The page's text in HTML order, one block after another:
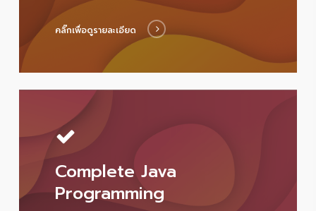
คลิ๊กเพื่อดูรายละเอียด
Complete Java
Programming